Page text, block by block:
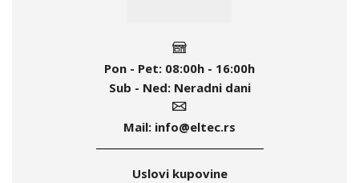
Pon - Pet: 08:00h - 16:00h
Sub - Ned:Neradni dani
Mail: info@eltec.rs
Uslovi kupovine